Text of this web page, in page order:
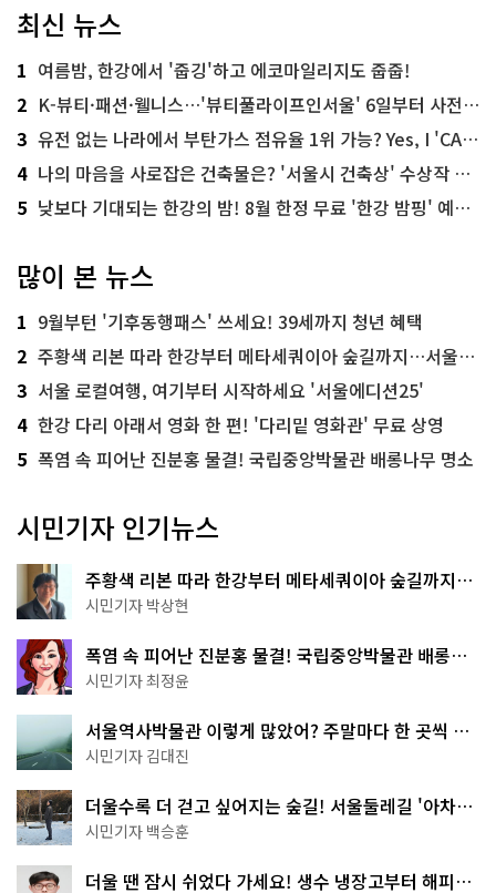
최신 뉴스
1 여름밤, 한강에서 '줍깅'하고 에코마일리지도 줍줍!
2 K-뷰티·패션·웰니스…'뷰티풀라이프인서울' 6일부터 사전 예약
3 유전 없는 나라에서 부탄가스 점유율 1위 가능? Yes, I 'CAN'
4 나의 마음을 사로잡은 건축물은? '서울시 건축상' 수상작 공개!
5 낮보다 기대되는 한강의 밤! 8월 한정 무료 '한강 밤핑' 예약은?
많이 본 뉴스
1 9월부턴 '기후동행패스' 쓰세요! 39세까지 청년 혜택
2 주황색 리본 따라 한강부터 메타세쿼이아 숲길까지…서울둘레길 15코스
3 서울 로컬여행, 여기부터 시작하세요 '서울에디션25'
4 한강 다리 아래서 영화 한 편! '다리밑 영화관' 무료 상영
5 폭염 속 피어난 진분홍 물결! 국립중앙박물관 배롱나무 명소
시민기자 인기뉴스
주황색 리본 따라 한강부터 메타세쿼이아 숲길까지…
서울둘레길 15코스
시민기자 박상현
폭염 속 피어난 진분홍 물결! 국립중앙박물관 배롱나
무 명소
시민기자 최정윤
서울역사박물관 이렇게 많았어? 주말마다 한 곳씩 떠
나는 역사 산책
시민기자 김대진
더울수록 더 걷고 싶어지는 숲길! 서울둘레길 '아차산
코스'
시민기자 백승훈
더울 땐 잠시 쉬었다 가세요! 생수 냉장고부터 해피소